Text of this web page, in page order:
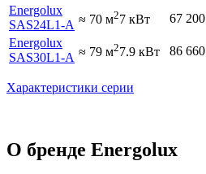
Energolux
SAS24L1-A ≈ 70 м27 кВт 67 200
Energolux
SAS30L1-A ≈ 79 м27.9 кВт 86 660
Характеристики серии
О бренде Energolux